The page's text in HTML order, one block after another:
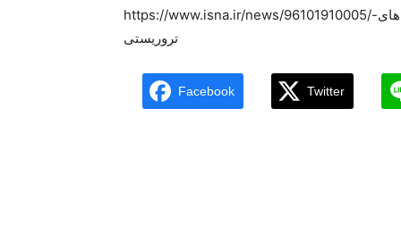
https://www.isna.ir/news/96101910005/تلاش-یونیسف-برای-درج-نام-اسرائیل-در-لیست-گروه-های-
تروریستی
Facebook Twitter